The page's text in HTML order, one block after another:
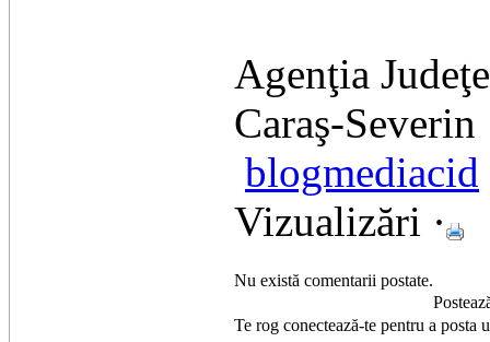
Agenţia
Caraş-Severin
blogmediacid
Vizualizări ·
Nu există comentarii postate.
Te rog conectează-te pentru a posta